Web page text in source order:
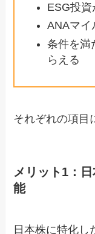
ESG投資
ANAマイ
条件を満
らえる
それぞれの項目
メリット1：
能
日本株に特化し